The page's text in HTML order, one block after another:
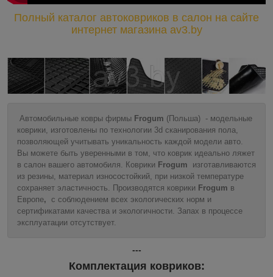
Полный каталог автоковриков в салон на сайте
интернет магазина av3.by
Автомобильные ковры фирмы Frogum (Польша) - модельные
коврики, изготовлены по технологии 3d сканирования пола,
позволяющей учитывать уникальность каждой модели авто.
Вы можете быть уверенными в том, что коврик идеально ляжет
в салон вашего автомобиля. Коврики Frogum изготавливаются
из резины, материал износостойкий, при низкой температуре
сохраняет эластичность. Производятся коврики Frogum в
Европе, с соблюдением всех экологических норм и
сертификатами качества и экологичности. Запах в процессе
эксплуатации отсутствует.
---
Комплектация ковриков: